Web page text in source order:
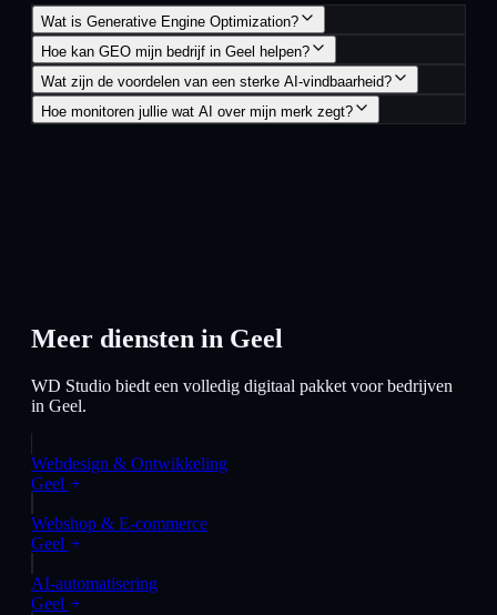
Wat is Generative Engine Optimization?
Hoe kan GEO mijn bedrijf in Geel helpen?
Wat zijn de voordelen van een sterke AI-vindbaarheid?
Hoe monitoren jullie wat AI over mijn merk zegt?
Meer diensten in Geel
WD Studio biedt een volledig digitaal pakket voor bedrijven
in Geel.
Webdesign & Ontwikkeling
Geel
Webshop & E-commerce
Geel
AI-automatisering
Geel